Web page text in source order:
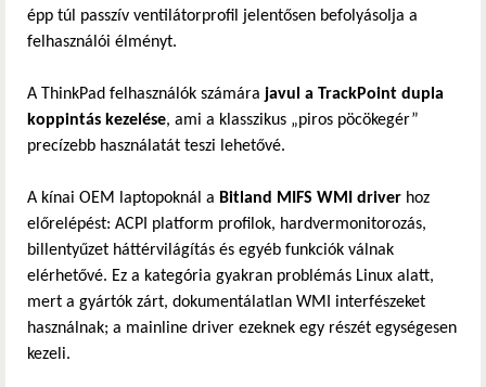
épp túl passzív ventilátorprofil jelentősen befolyásolja a
felhasználói élményt.
A ThinkPad felhasználók számára javul a TrackPoint dupla
koppintás kezelése, ami a klasszikus „piros pöcökegér”
precízebb használatát teszi lehetővé.
A kínai OEM laptopoknál a Bitland MIFS WMI driver hoz
előrelépést: ACPI platform profilok, hardvermonitorozás,
billentyűzet háttérvilágítás és egyéb funkciók válnak
elérhetővé. Ez a kategória gyakran problémás Linux alatt,
mert a gyártók zárt, dokumentálatlan WMI interfészeket
használnak; a mainline driver ezeknek egy részét egységesen
kezeli.